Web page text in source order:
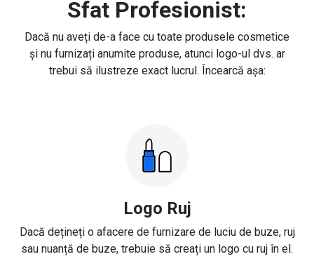
Sfat Profesionist:
Dacă nu aveți de-a face cu toate produsele cosmetice
și nu furnizați anumite produse, atunci logo-ul dvs. ar
trebui să ilustreze exact lucrul. Încearcă așa:
Logo Ruj
Dacă dețineți o afacere de furnizare de luciu de buze, ruj
sau nuanță de buze, trebuie să creați un logo cu ruj în el.